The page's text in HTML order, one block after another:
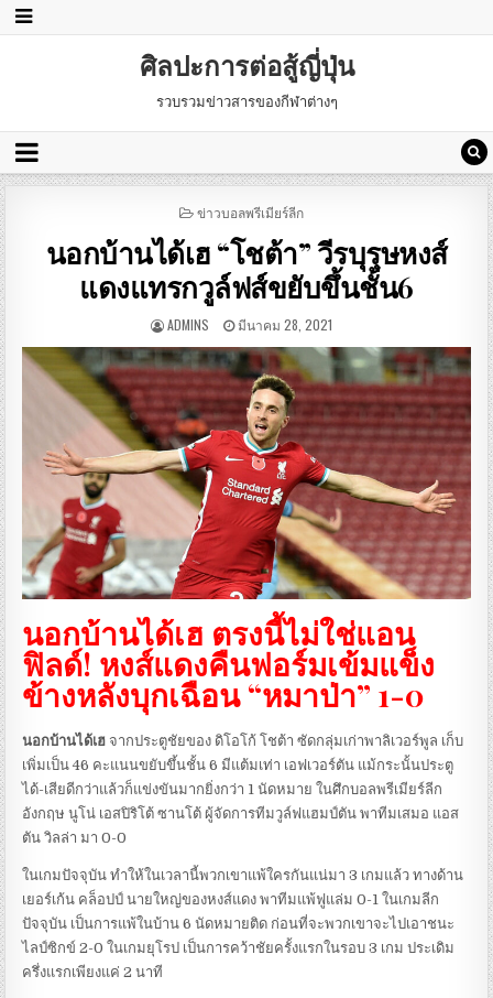
ศิลปะการต่อสู้ญี่ปุ่น
รวบรวมข่าวสารของกีฬาต่างๆ
POSTED
ข่าวบอลพรีเมียร์ลีก
นอกบ้านได้เฮ “โชต้า” วีรบุรุษหงส์
แดงแทรกวูล์ฟส์ขยับขึ้นชั้น6
ADMINS มีนาคม 28, 2021
นอกบ้านได้เฮ ตรงนี้ไม่ใช่แอน
ฟิลด์! หงส์แดงคืนฟอร์มเข้มแข็ง
ข้างหลังบุกเฉือน “หมาป่า” 1-0
นอกบ้านได้เฮ จากประตูชัยของ ดิโอโก้ โชต้า ซัดกลุ่มเก่าพาลิเวอร์พูล เก็บ
เพิ่มเป็น 46 คะแนนขยับขึ้นชั้น 6 มีแต้มเท่า เอฟเวอร์ตัน แม้กระนั้นประตู
ได้-เสียดีกว่าแล้วก็แข่งขันมากยิ่งกว่า 1 นัดหมาย ในศึกบอลพรีเมียร์ลีก
อังกฤษ นูโน่ เอสปิริโต้ ซานโต้ ผู้จัดการทีมวูล์ฟแฮมป์ตัน พาทีมเสมอ แอส
ตัน วิลล่า มา 0-0
ในเกมปัจจุบัน ทำให้ในเวลานี้พวกเขาแพ้ใครกันแน่มา 3 เกมแล้ว ทางด้าน
เยอร์เก้น คล็อปป์ นายใหญ่ของหงส์แดง พาทีมแพ้ฟูแล่ม 0-1 ในเกมลีก
ปัจจุบัน เป็นการแพ้ในบ้าน 6 นัดหมายติด ก่อนที่จะพวกเขาจะไปเอาชนะ
ไลป์ซิกข์ 2-0 ในเกมยุโรป เป็นการคว้าชัยครั้งแรกในรอบ 3 เกม ประเดิม
ครึ่งแรกเพียงแค่ 2 นาที